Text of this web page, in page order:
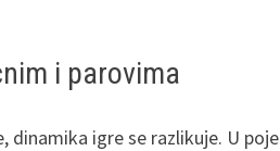
i parovima
igre se razlikuje. U